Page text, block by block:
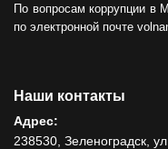
По вопросам коррупции в
по электронной почте
Наши контакты
Адрес:
238530, Зеленоградск,